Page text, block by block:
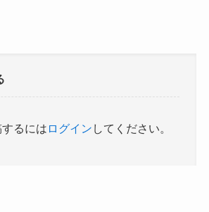
るには ログイン してください。